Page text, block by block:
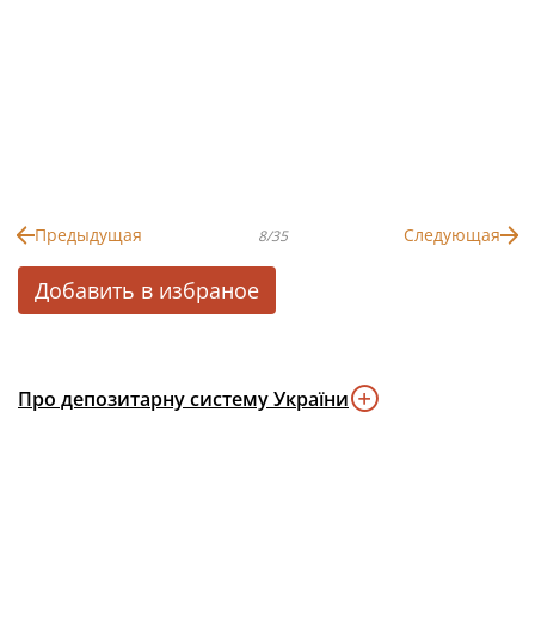
Предыдущая 8/35 Следующая
Добавить в избраное
Про депозитарну систему України